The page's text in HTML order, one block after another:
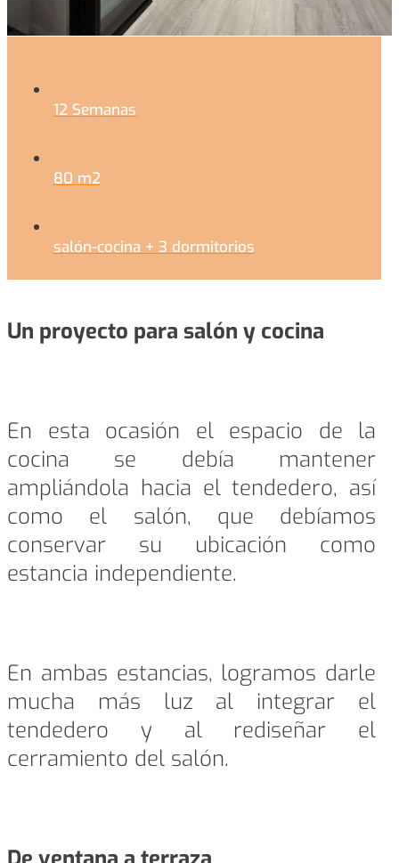
12 Semanas
80 m2
salón-cocina + 3 dormitorios
Un proyecto para salón y cocina
En esta ocasión el espacio de la
cocina se debía mantener
ampliándola hacia el tendedero, así
como el salón, que debíamos
conservar su ubicación como
estancia independiente.
En ambas estancias, logramos darle
mucha más luz al integrar el
tendedero y al rediseñar el
cerramiento del salón.